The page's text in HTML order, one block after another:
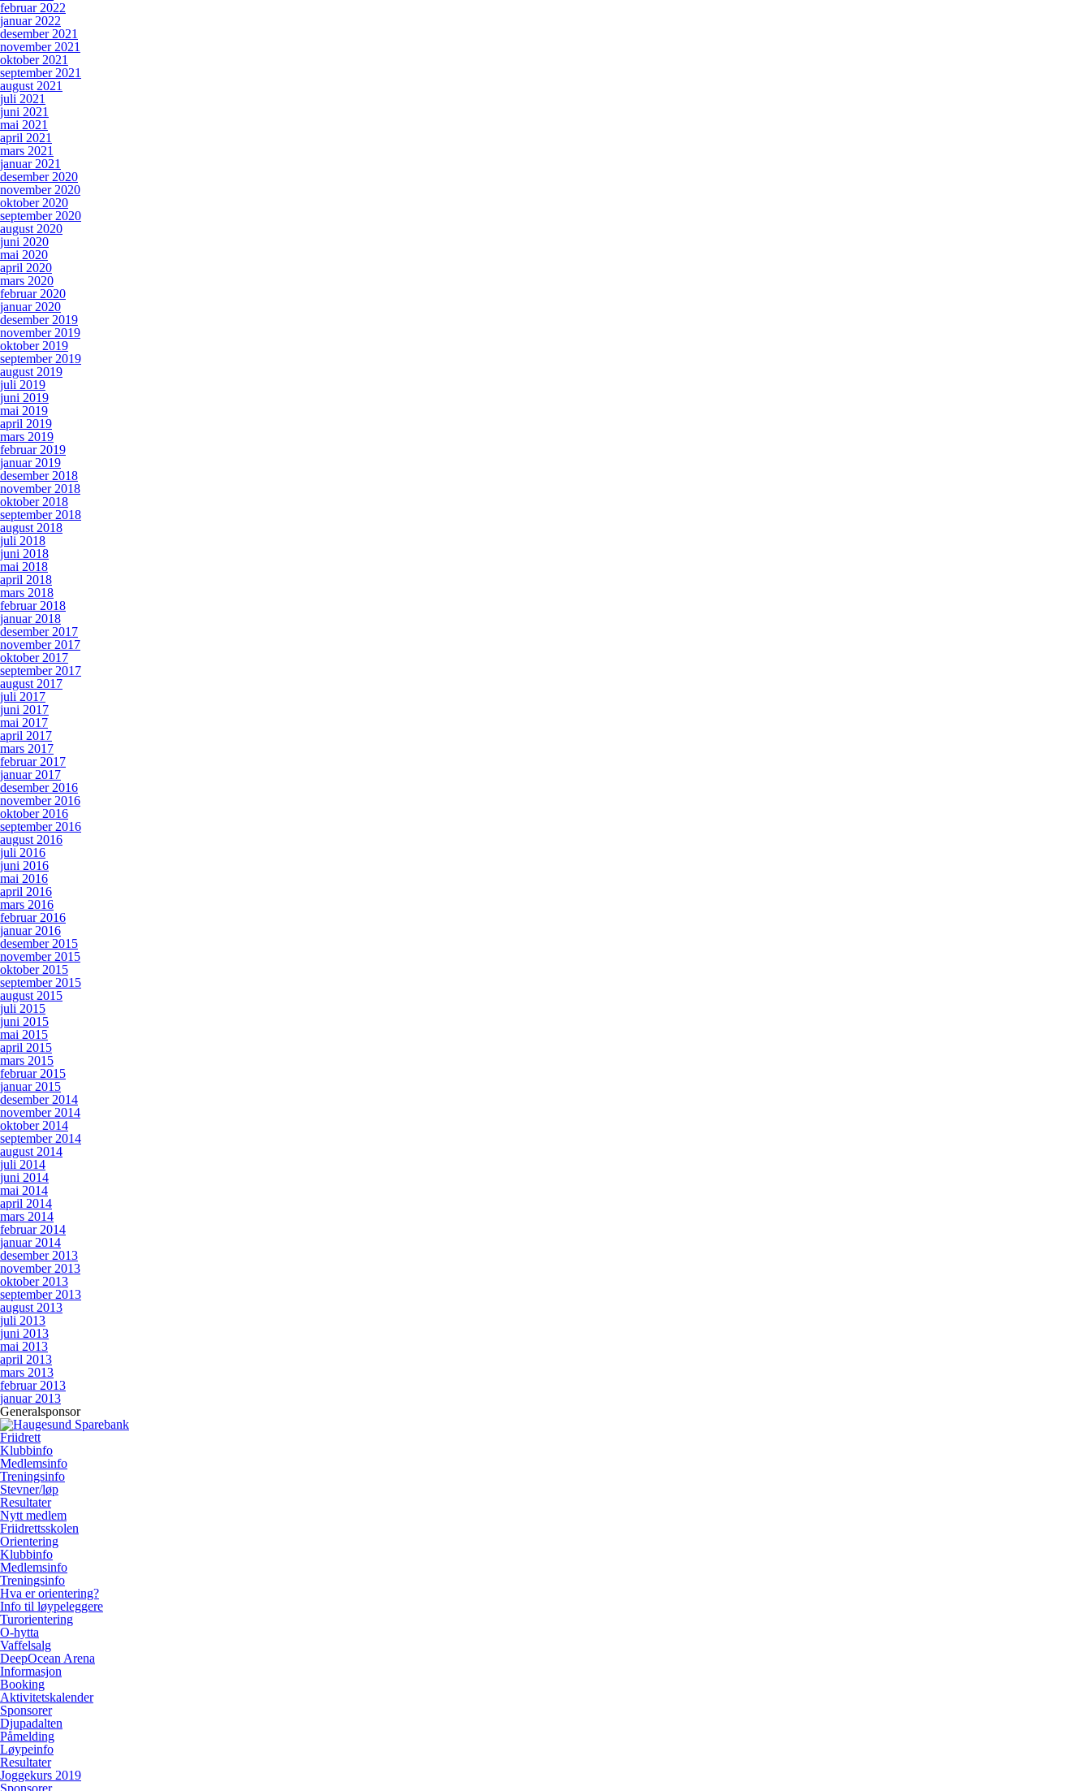
februar 2022
januar 2022
desember 2021
november 2021
oktober 2021
september 2021
august 2021
juli 2021
juni 2021
mai 2021
april 2021
mars 2021
januar 2021
desember 2020
november 2020
oktober 2020
september 2020
august 2020
juni 2020
mai 2020
april 2020
mars 2020
februar 2020
januar 2020
desember 2019
november 2019
oktober 2019
september 2019
august 2019
juli 2019
juni 2019
mai 2019
april 2019
mars 2019
februar 2019
januar 2019
desember 2018
november 2018
oktober 2018
september 2018
august 2018
juli 2018
juni 2018
mai 2018
april 2018
mars 2018
februar 2018
januar 2018
desember 2017
november 2017
oktober 2017
september 2017
august 2017
juli 2017
juni 2017
mai 2017
april 2017
mars 2017
februar 2017
januar 2017
desember 2016
november 2016
oktober 2016
september 2016
august 2016
juli 2016
juni 2016
mai 2016
april 2016
mars 2016
februar 2016
januar 2016
desember 2015
november 2015
oktober 2015
september 2015
august 2015
juli 2015
juni 2015
mai 2015
april 2015
mars 2015
februar 2015
januar 2015
desember 2014
november 2014
oktober 2014
september 2014
august 2014
juli 2014
juni 2014
mai 2014
april 2014
mars 2014
februar 2014
januar 2014
desember 2013
november 2013
oktober 2013
september 2013
august 2013
juli 2013
juni 2013
mai 2013
april 2013
mars 2013
februar 2013
januar 2013
Generalsponsor
Friidrett
Klubbinfo
Medlemsinfo
Treningsinfo
Stevner/løp
Resultater
Nytt medlem
Friidrettsskolen
Orientering
Klubbinfo
Medlemsinfo
Treningsinfo
Hva er orientering?
Info til løypeleggere
Turorientering
O-hytta
Vaffelsalg
DeepOcean Arena
Informasjon
Booking
Aktivitetskalender
Sponsorer
Djupadalten
Påmelding
Løypeinfo
Resultater
Joggekurs 2019
Sponsorer